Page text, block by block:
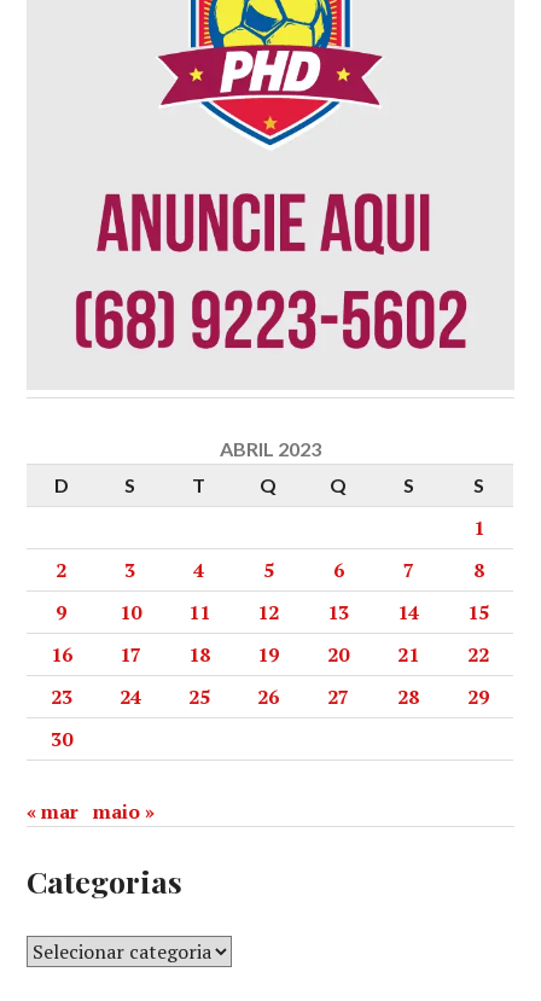
ABRIL 2023
D
S T Q Q S S
1
2
3 4 5 6 7
8
9
10 11 12 13 14
15
16
17 18 19 20 21
22
23
24 25 26 27 28
29
30
« mar maio »
Categorias